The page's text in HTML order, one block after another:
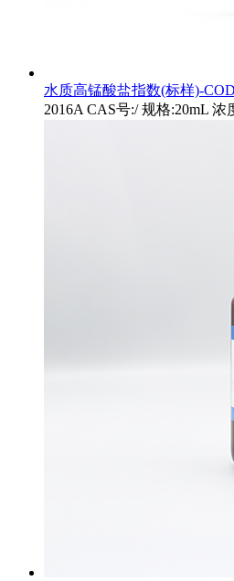
水质高锰酸盐指数(标样)-
2016A CAS号:/ 规格:20mL 浓